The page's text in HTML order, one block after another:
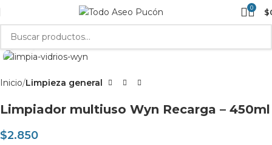
0 $
Clic para agrandar
Inicio Limpieza general
Limpiador multiuso Wyn Recarga – 450ml
$2.850